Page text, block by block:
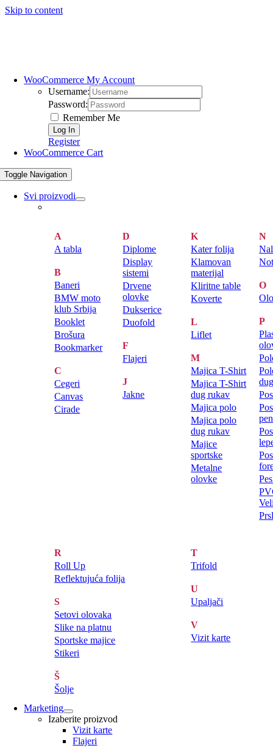
Skip to content
WooCommerce My Account
Username:
Password:
Remember Me
Register
WooCommerce Cart
Toggle Navigation
Svi proizvodi
A
A tabla
B
Baneri
BMW moto
klub Srbija
Booklet
Brošura
Bookmarker
C
Cegeri
Canvas
Cirade
D
Diplome
Display
sistemi
Drvene
olovke
Dukserice
Duofold
F
Flajeri
J
Jakne
K
Kater folija
Klamovan
materijal
Kliritne table
Koverte
L
Liflet
M
Majica T-Shirt
Majica T-Shirt
dug rukav
Majica polo
Majica polo
dug rukav
Majice
sportske
Metalne
olovke
N
O
P
R
Roll Up
Reflektujuća folija
S
Setovi olovaka
Slike na platnu
Sportske majice
Stikeri
Š
Šolje
T
Trifold
U
Upaljači
V
Vizit karte
Marketing
Izaberite proizvod
Vizit karte
Flajeri